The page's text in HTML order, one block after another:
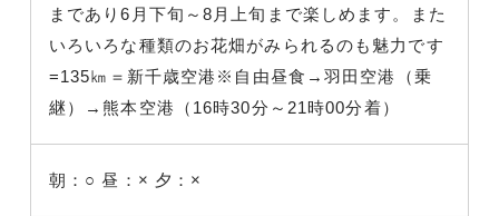
まであり6月下旬～8月上旬まで楽しめます。また
いろいろな種類のお花畑がみられるのも魅力です
=135㎞＝新千歳空港※自由昼食→羽田空港（乗
継）→熊本空港（16時30分～21時00分着）
朝：○ 昼：× 夕：×